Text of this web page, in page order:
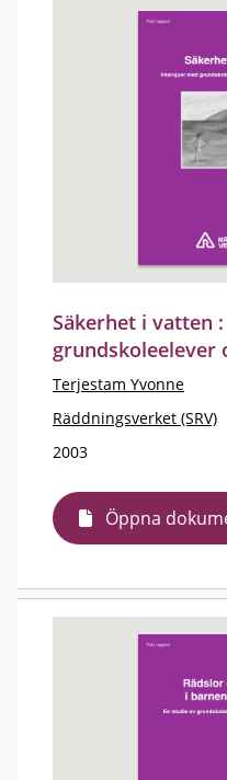
Säkerhet i vatten
grundskoleelever
Terjestam Yvonne
Räddningsverket (SRV)
2003
Öppna